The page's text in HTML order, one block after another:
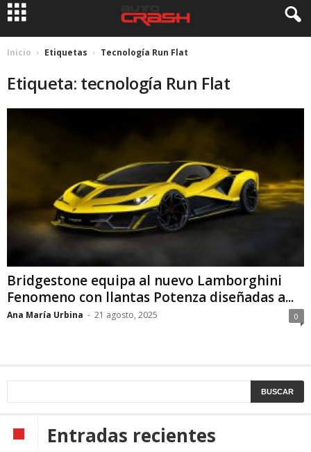
Inicio Etiquetas Tecnología Run Flat
Etiqueta: tecnología Run Flat
Bridgestone equipa al nuevo Lamborghini
Fenomeno con llantas Potenza diseñadas a...
Ana María Urbina - 21 agosto, 2025 0
Entradas recientes